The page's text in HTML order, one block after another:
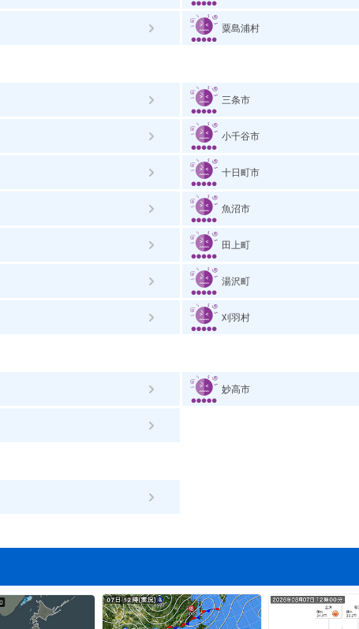
粟島浦村
三条市
小千谷市
十日町市
魚沼市
田上町
湯沢町
刈羽村
妙高市